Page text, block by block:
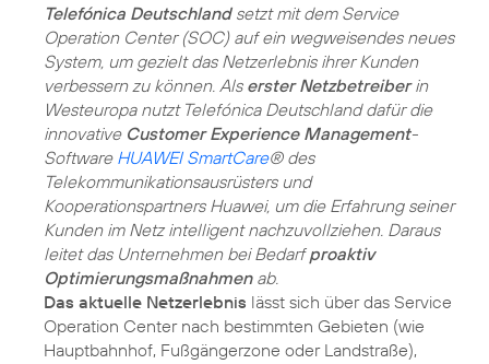
Telefónica Deutschlandsetzt mit dem Service
Operation Center (SOC) auf ein wegweisendes neues
System, um gezielt das Netzerlebnis ihrer Kunden
verbessern zu können. Als erster Netzbetreiberin
Westeuropa nutzt Telefónica Deutschland dafür die
innovative Customer Experience Management-
Software HUAWEI SmartCare® des
Telekommunikationsausrüsters und
Kooperationspartners Huawei, um die Erfahrung seiner
Kunden im Netz intelligent nachzuvollziehen. Daraus
leitet das Unternehmen bei Bedarfproaktiv
Optimierungsmaßnahmenab.
Das aktuelle Netzerlebnis lässt sich über das Service
Operation Center nach bestimmten Gebieten (wie
Hauptbahnhof, Fußgängerzone oder Landstraße),